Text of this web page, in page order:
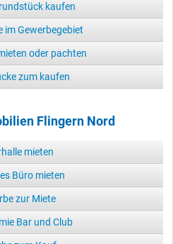
kaufen
im Gewerbegebiet
oder pachten
zum kaufen
Flingern Nord
mieten
Büro mieten
zur Miete
Bar und Club